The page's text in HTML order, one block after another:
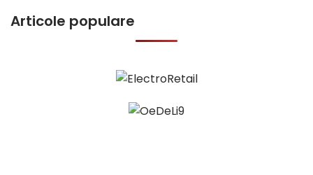
Articole populare